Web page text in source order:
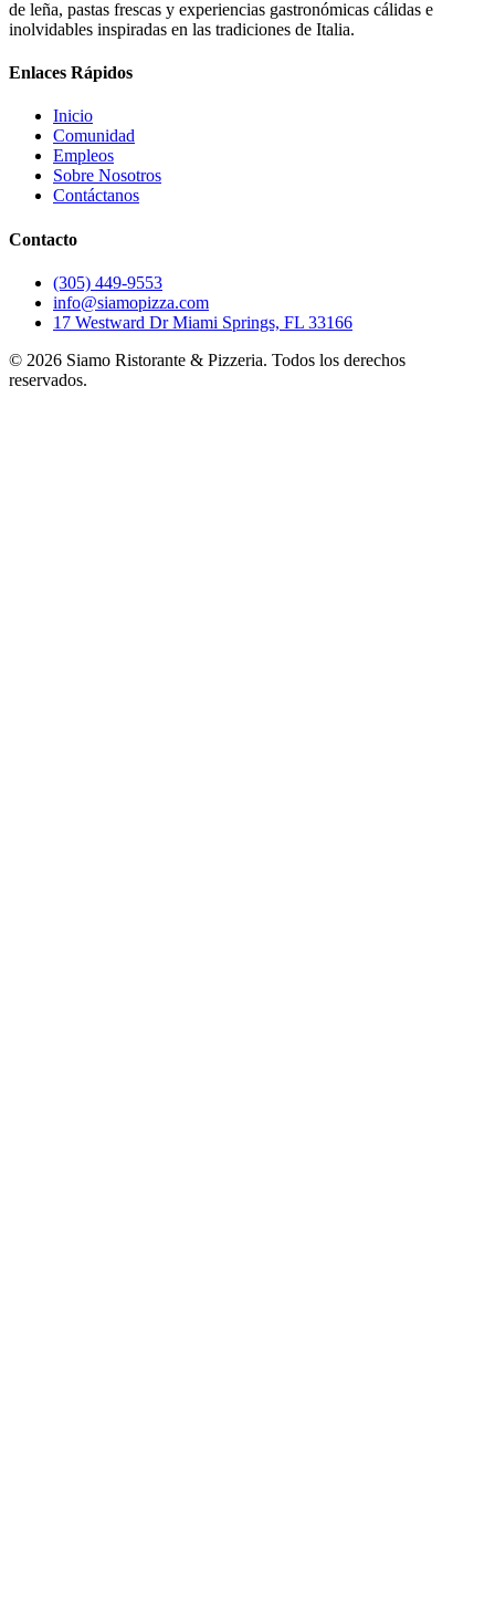
de leña, pastas frescas y experiencias gastronómicas cálidas e
inolvidables inspiradas en las tradiciones de Italia.
Enlaces Rápidos
Inicio
Comunidad
Empleos
Sobre Nosotros
Contáctanos
Contacto
(305) 449-9553
info@siamopizza.com
17 Westward Dr Miami Springs, FL 33166
© 2026 Siamo Ristorante & Pizzeria. Todos los derechos
reservados.